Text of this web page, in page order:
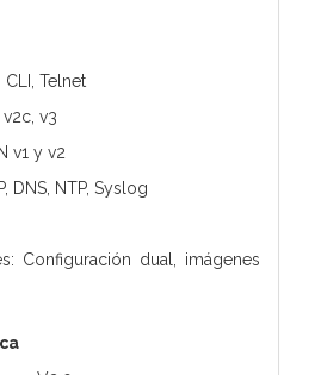
Telnet
v3
v1 y v2
DNS, NTP, Syslog
Configuración dual, imágenes